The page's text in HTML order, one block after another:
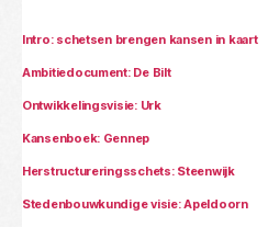
Intro: schetsen brengen kansen in kaart
Ambitiedocument: De Bilt
Ontwikkelingsvisie: Urk
Kansenboek: Gennep
Herstructureringsschets: Steenwijk
Stedenbouwkundige visie: Apeldoorn